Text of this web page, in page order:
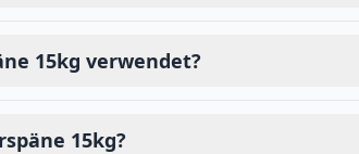
15kg verwendet?
15kg?